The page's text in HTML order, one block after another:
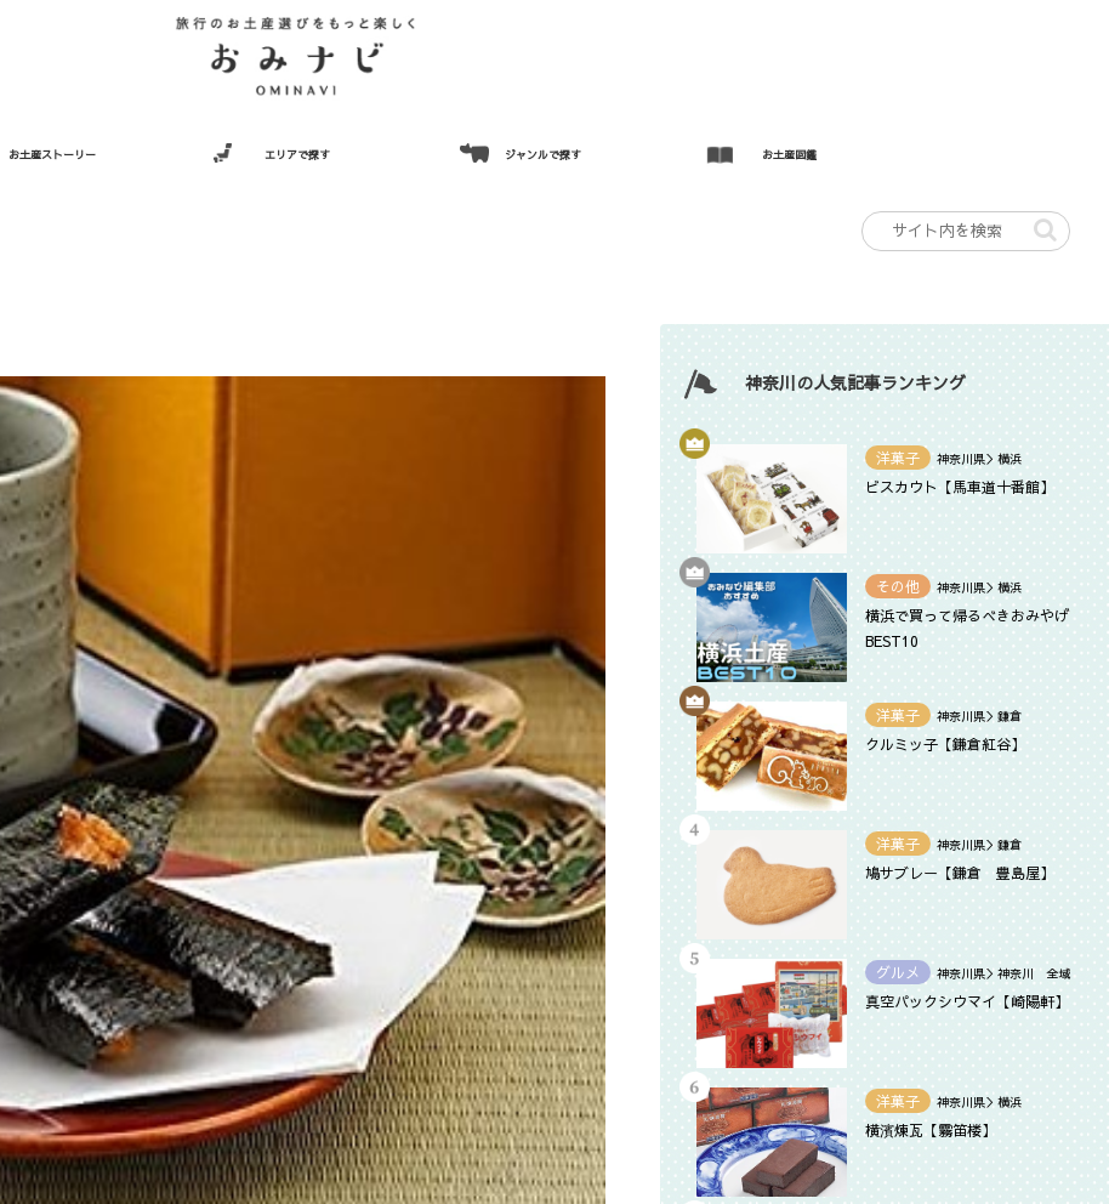
お土産ストーリー エリアで探す ジャンルで探す お土産図鑑
神奈川の人気記事ランキング
洋菓子 神奈川県＞横浜
ビスカウト【馬車道十番館】
その他 神奈川県＞横浜
横浜で買って帰るべきおみやげ
BEST10
洋菓子 神奈川県＞鎌倉
クルミッ子【鎌倉紅谷】
洋菓子 神奈川県＞鎌倉
鳩サブレー【鎌倉 豊島屋】
グルメ 神奈川県＞神奈川 全域
真空パックシウマイ【崎陽軒】
洋菓子 神奈川県＞横浜
横濱煉瓦【霧笛楼】